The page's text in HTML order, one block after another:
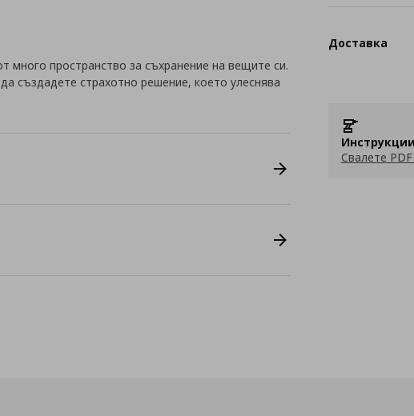
Доставка
Свалете
много пространство за съхранение на вещите си.
създадете страхотно решение, което улеснява